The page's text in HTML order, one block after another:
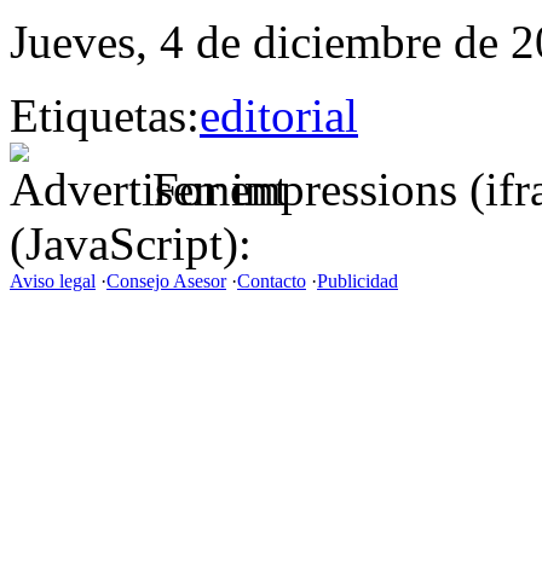
Jueves, 4 de diciembre de
Etiquetas:editorial
For impressions
(JavaScript):
Aviso legal ·Consejo Asesor·Contacto ·Publicidad